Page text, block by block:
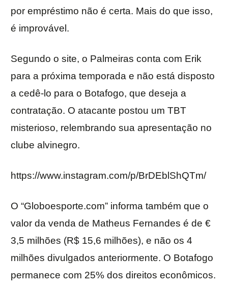
por empréstimo não é certa. Mais do que isso,
é improvável.
Segundo o site, o Palmeiras conta com Erik
para a próxima temporada e não está disposto
a cedê-lo para o Botafogo, que deseja a
contratação. O atacante postou um TBT
misterioso, relembrando sua apresentação no
clube alvinegro.
https://www.instagram.com/p/BrDEblShQTm/
O “Globoesporte.com” informa também que o
valor da venda de Matheus Fernandes é de €
3,5 milhões (R$ 15,6 milhões), e não os 4
milhões divulgados anteriormente. O Botafogo
permanece com 25% dos direitos econômicos.